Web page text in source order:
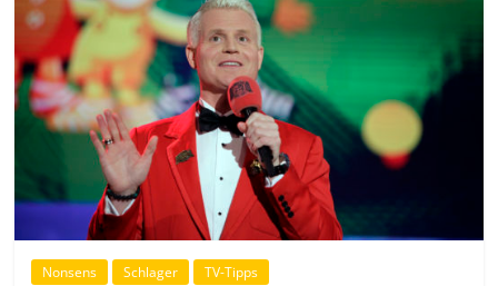
Nonsens Schlager TV-Tipps